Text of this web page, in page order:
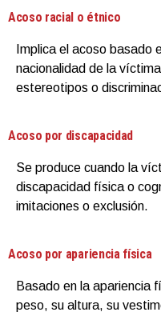
Acoso racial o étnico
Implica el acoso basado
nacionalidad de la
estereotipos o
Acoso por discapacidad
Se produce cuando la
discapacidad física o
imitaciones o exclusión.
Acoso por apariencia física
Basado en la apariencia
peso, su altura, su